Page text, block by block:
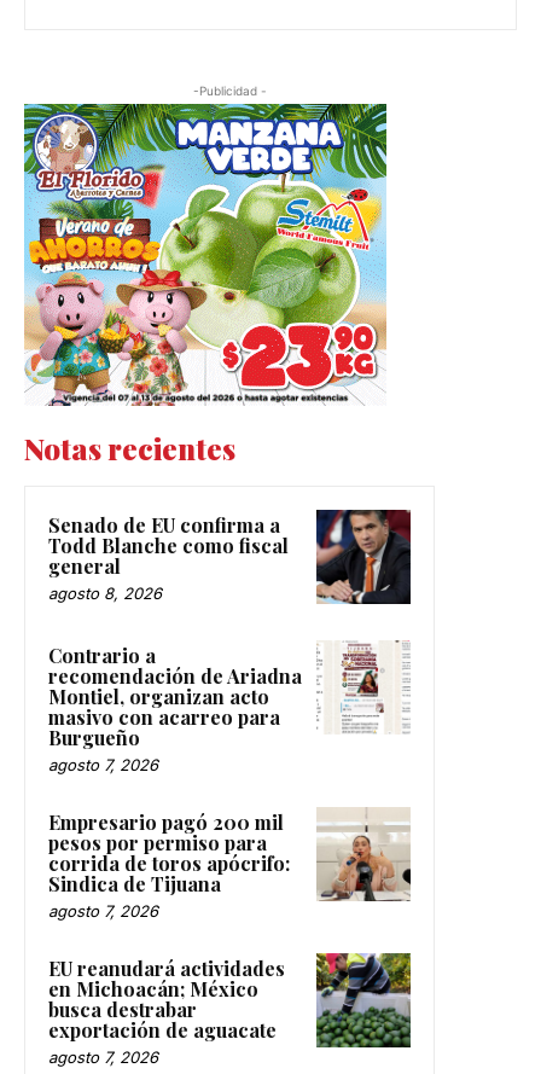
-Publicidad -
Notas recientes
Senado de EU confirma a
Todd Blanche como fiscal
general
agosto 8, 2026
Contrario a
recomendación de Ariadna
Montiel, organizan acto
masivo con acarreo para
Burgueño
agosto 7, 2026
Empresario pagó 200 mil
pesos por permiso para
corrida de toros apócrifo:
Sindica de Tijuana
agosto 7, 2026
EU reanudará actividades
en Michoacán; México
busca destrabar
exportación de aguacate
agosto 7, 2026